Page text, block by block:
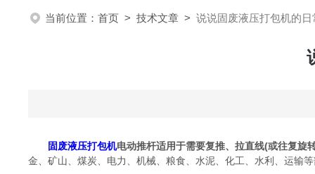
当前位置： 首页 > 技术文章 > 说说固废液压打包机的
固废液压打包机电动推杆适用于需要复推、拉直线(或往复旋
金、矿山、煤炭、电力、机械、粮食、水泥、化工、水利、运输